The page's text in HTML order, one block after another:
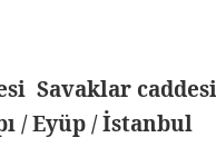
Savaklar
/ Eyüp / İstanbul